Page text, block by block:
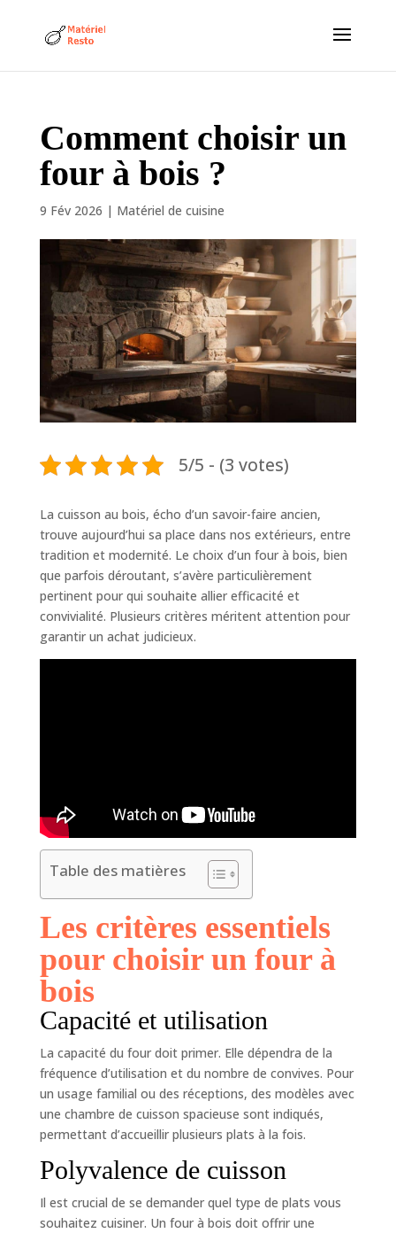
Comment choisir un
four à bois ?
9 Fév 2026 | Matériel de cuisine
5/5 - (3 votes)
La cuisson au bois, écho d’un savoir-faire ancien,
trouve aujourd’hui sa place dans nos extérieurs, entre
tradition et modernité. Le choix d’un four à bois, bien
que parfois déroutant, s’avère particulièrement
pertinent pour qui souhaite allier efficacité et
convivialité. Plusieurs critères méritent attention pour
garantir un achat judicieux.
Table des matières
Les critères essentiels
pour choisir un four à
bois
Capacité et utilisation
La capacité du four doit primer. Elle dépendra de la
fréquence d’utilisation et du nombre de convives. Pour
un usage familial ou des réceptions, des modèles avec
une chambre de cuisson spacieuse sont indiqués,
permettant d’accueillir plusieurs plats à la fois.
Polyvalence de cuisson
Il est crucial de se demander quel type de plats vous
souhaitez cuisiner. Un four à bois doit offrir une